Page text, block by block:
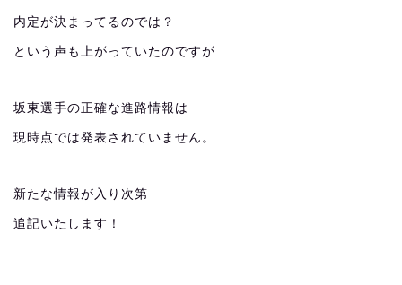
内定が決まってるのでは？
という声も上がっていたのですが
坂東選手の正確な進路情報は
現時点では発表されていません。
新たな情報が入り次第
追記いたします！